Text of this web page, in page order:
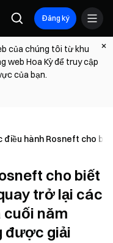
Đăng ký
của chúng tôi từ khu
web Hoa Kỳ để truy cập
của bạn.
điều hành Rosneft cho
cho biết
trở lại các
cuối năm
được giải